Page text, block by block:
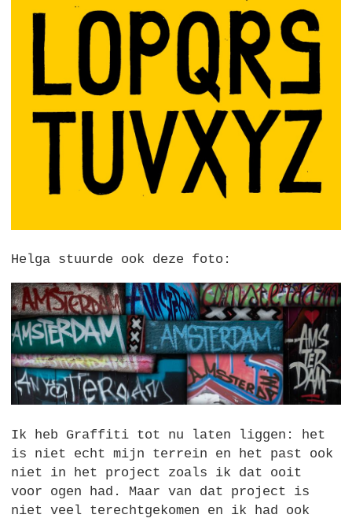
Helga stuurde ook deze foto:
Ik heb Graffiti tot nu laten liggen: het
is niet echt mijn terrein en het past ook
niet in het project zoals ik dat ooit
voor ogen had. Maar van dat project is
niet veel terechtgekomen en ik had ook